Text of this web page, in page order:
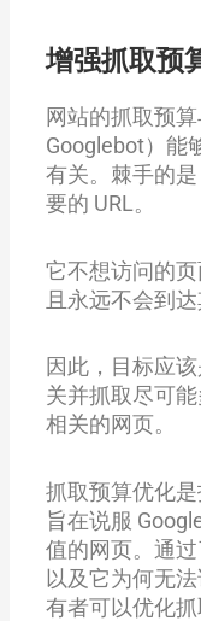
增强抓取预
网站的抓取预
Googlebot）能
有关。棘手的
要的 URL。
它不想访问的
且永远不会到达
因此，目标应
关并抓取尽可
相关的网页。
抓取预算优化是
旨在说服
值的网页。通
以及它为何无
有者可以优化